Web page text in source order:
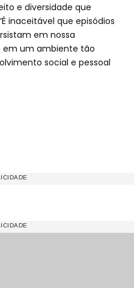
e diversidade que
inaceitável que episódios
em nossa
em um ambiente tão
social e pessoal